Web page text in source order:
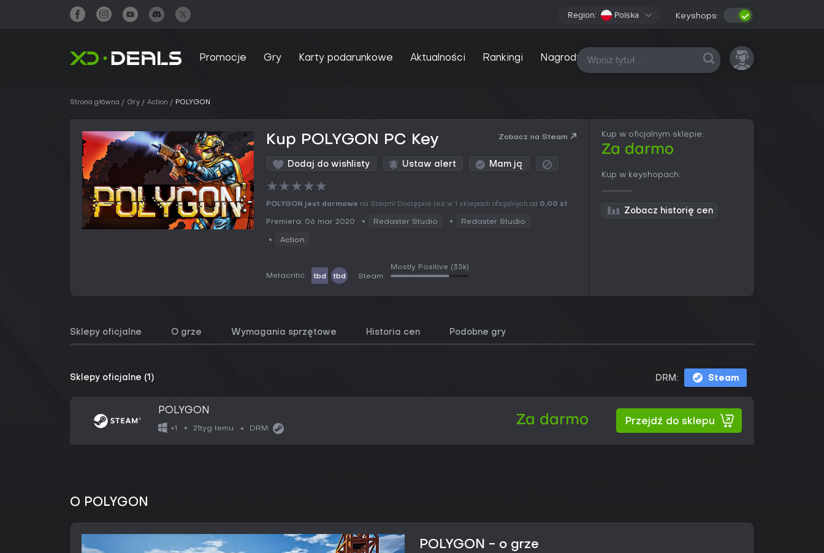
Region: Polska Keyshops:
Promocje Gry Karty podarunkowe Aktualności Rankingi Nagrody Wszystkie platformy
Strona główna Gry Action POLYGON
Kup POLYGON PC Key Zobacz na Steam
Dodaj do wishlisty Ustaw alert Mam ją
★★★★★
POLYGON jest darmowe na Steam! Dostępne też w 1 sklepach oficjalnych od 0,00 zł.
Premiera: 06 mar 2020 Redaster Studio Redaster Studio
Action
Metacritic: tbd tbd Steam:
Mostly Positive (35k)
Kup w oficjalnym sklepie:
Za darmo
Kup w keyshopach:
Zobacz historię cen
Sklepy oficjalne O grze Wymagania sprzętowe Historia cen Podobne gry
Sklepy oficjalne (1) DRM: Steam
POLYGON
+1 21tyg temu DRM:
Za darmo Przejdź do sklepu
O POLYGON
POLYGON - o grze